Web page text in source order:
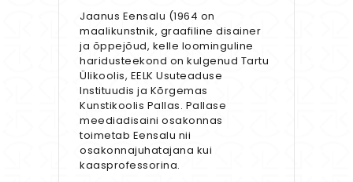
Jaanus Eensalu (1964 on
maalikunstnik, graafiline disainer
ja õppejõud, kelle loominguline
haridusteekond on kulgenud Tartu
Ülikoolis, EELK Usuteaduse
Instituudis ja Kõrgemas
Kunstikoolis Pallas. Pallase
meediadisaini osakonnas
toimetab Eensalu nii
osakonnajuhatajana kui
kaasprofessorina.